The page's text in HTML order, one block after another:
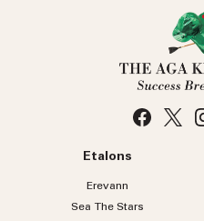
Etalons
Erevann
Sea TheStars